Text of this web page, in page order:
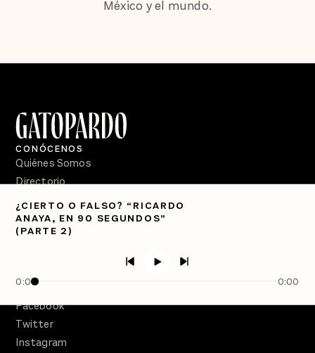
México y el mundo.
¿CIERTO O FALSO? “RICARDO
ANAYA, EN 90 SEGUNDOS”
(PARTE 2)
0:00 0:00
CONÓCENOS
Quiénes Somos
Directorio
PÓDCASTS
Semanario Gatopardo
Facebook
Twitter
Instagram